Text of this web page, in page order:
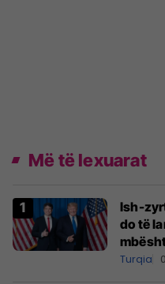
Më të lexuarat
Ish-
do të
Turqia